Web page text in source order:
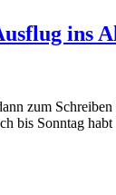
ins
zum
bis Sonntag